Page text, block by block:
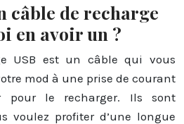
câble de recharge
en avoir un ?
USB est un câble qui vous
mod à une prise de courant
le recharger. Ils sont
voulez profiter d’une longue